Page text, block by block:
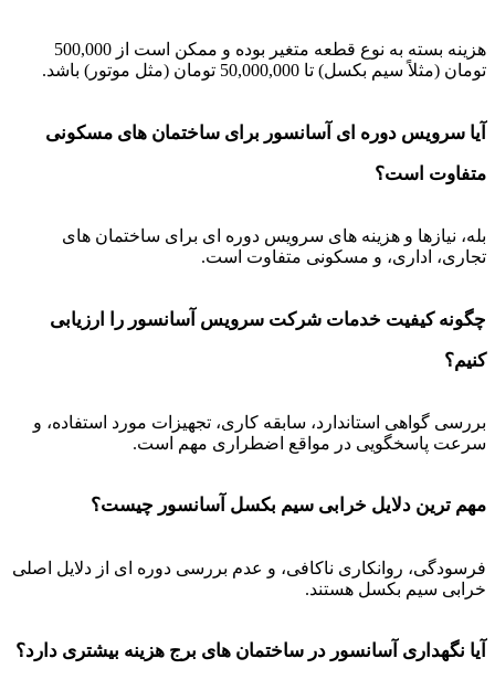
هزینه بسته به نوع قطعه متغیر بوده و ممکن است از 500,000
تومان (مثلاً سیم بکسل) تا 50,000,000 تومان (مثل موتور) باشد.
آیا سرویس دوره ای آسانسور برای ساختمان های مسکونی
متفاوت است؟
بله، نیازها و هزینه های سرویس دوره ای برای ساختمان های
تجاری، اداری، و مسکونی متفاوت است.
چگونه کیفیت خدمات شرکت سرویس آسانسور را ارزیابی
کنیم؟
بررسی گواهی استاندارد، سابقه کاری، تجهیزات مورد استفاده، و
سرعت پاسخگویی در مواقع اضطراری مهم است.
مهم ترین دلایل خرابی سیم بکسل آسانسور چیست؟
فرسودگی، روانکاری ناکافی، و عدم بررسی دوره ای از دلایل اصلی
خرابی سیم بکسل هستند.
آیا نگهداری آسانسور در ساختمان های برج هزینه بیشتری دارد؟